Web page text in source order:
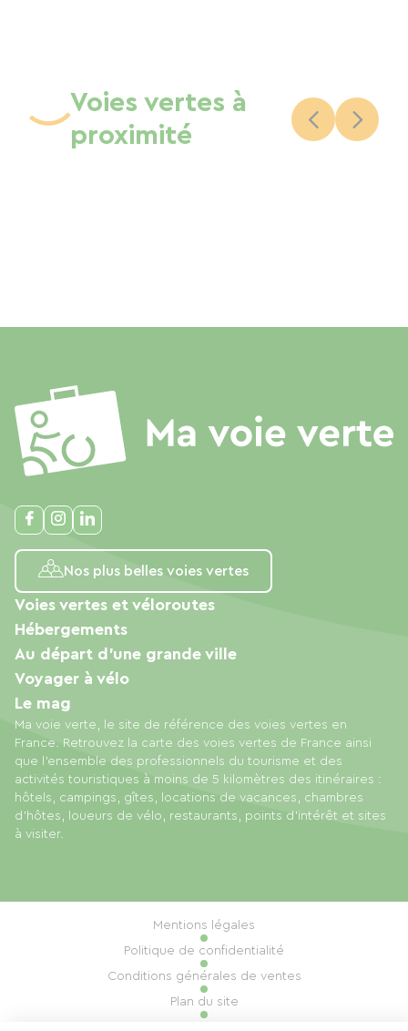
Voies vertes à
proximité
Nos plus belles voies vertes
Ma voie verte, le site de référence des voies vertes en
France. Retrouvez la carte des voies vertes de France ainsi
que l'ensemble des professionnels du tourisme et des
activités touristiques à moins de 5 kilomètres des itinéraires :
hôtels, campings, gîtes, locations de vacances, chambres
d'hôtes, loueurs de vélo, restaurants, points d'intérêt et sites
à visiter.
Voies vertes et véloroutes
Hébergements
Au départ d'une grande ville
Voyager à vélo
Le mag
Mentions légales
Politique de confidentialité
Conditions générales de ventes
Plan du site